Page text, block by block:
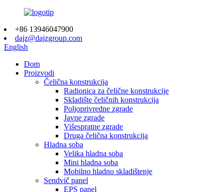
+86 13946047900
dajz@dajzgroup.com
English
Dom
Proizvodi
Čelična konstrukcija
Radionica za čelične konstrukcije
Skladište čeličnih konstrukcija
Poljoprivredne zgrade
Javne zgrade
Višespratne zgrade
Druga čelična konstrukcija
Hladna soba
Velika hladna soba
Mini hladna soba
Mobilno hladno skladištenje
Sendvič panel
EPS panel